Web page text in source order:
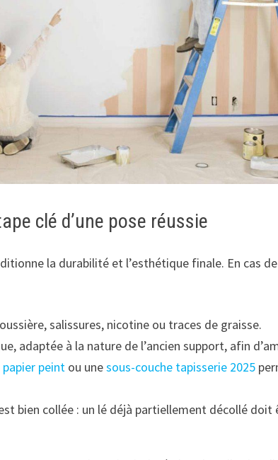
clé d’une pose réussie
la durabilité et l’esthétique finale. En cas
salissures, nicotine ou traces de graisse.
adaptée à la nature de l’ancien support, afin
peint ou unesous-couche tapisserie 2025
bien collée : un lé déjà partiellement décollé